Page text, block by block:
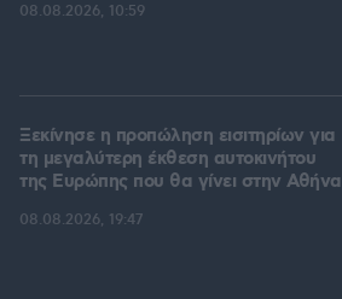
08.08.2026, 10:59
Ξεκίνησε η προπώληση εισιτηρίων για
τη μεγαλύτερη έκθεση αυτοκινήτου
της Ευρώπης που θα γίνει στην Αθήνα
08.08.2026, 19:47